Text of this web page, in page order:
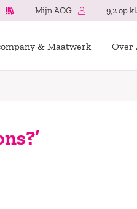
Mijn AOG 9,2 op
& Maatwerk Over